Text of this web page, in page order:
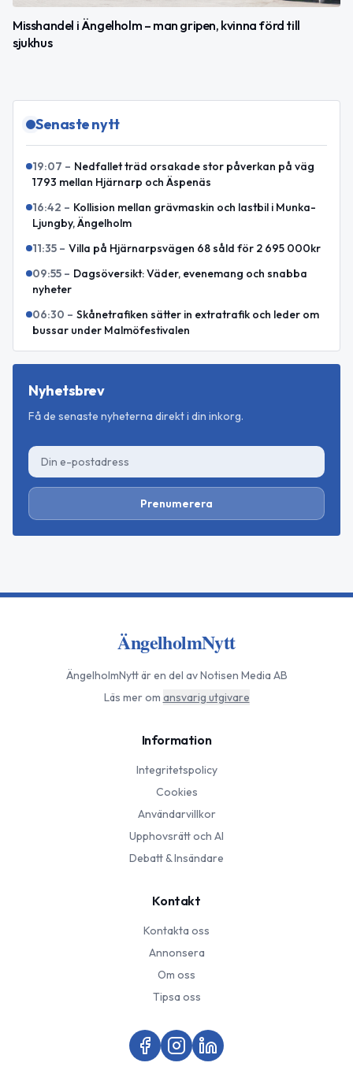
Misshandel i Ängelholm – man gripen, kvinna förd till
sjukhus
Senaste nytt
19:07 – Nedfallet träd orsakade stor påverkan på väg
1793 mellan Hjärnarp och Äspenäs
16:42 – Kollision mellan grävmaskin och lastbil i Munka-
Ljungby, Ängelholm
11:35 – Villa på Hjärnarpsvägen 68 såld för 2 695 000kr
09:55 – Dagsöversikt: Väder, evenemang och snabba
nyheter
06:30 – Skånetrafiken sätter in extratrafik och leder om
bussar under Malmöfestivalen
Nyhetsbrev
Få de senaste nyheterna direkt i din inkorg.
Prenumerera
ÄngelholmNytt
ÄngelholmNyttär en del av Notisen Media AB
Läs mer om ansvarig utgivare
Information
Integritetspolicy
Cookies
Användarvillkor
Upphovsrätt och AI
Debatt & Insändare
Kontakt
Kontakta oss
Annonsera
Om oss
Tipsa oss